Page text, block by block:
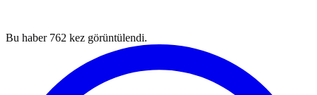
Bu haber 762 kez görüntülendi.